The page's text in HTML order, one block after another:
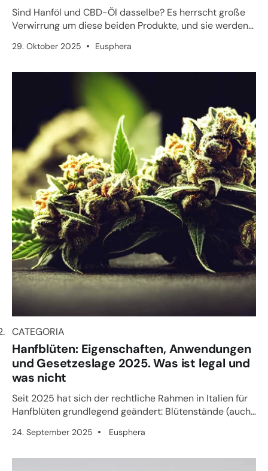
Sind Hanföl und CBD-Öl dasselbe? Es herrscht große
Verwirrung um diese beiden Produkte, und sie werden
29. Oktober 2025 Eusphera
CATEGORIA
CATEGORIA
Hanfblüten: Eigenschaften, Anwendungen
und Gesetzeslage 2025. Was ist legal und
was nicht
Seit 2025 hat sich der rechtliche Rahmen in Italien für
Hanfblüten grundlegend geändert: Blütenstände (auch
24. September 2025 Eusphera